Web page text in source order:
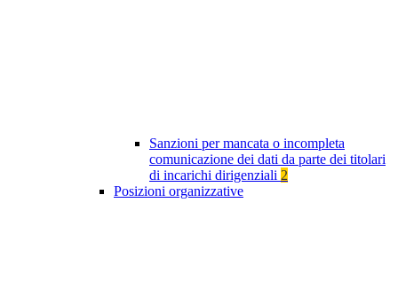
Sanzioni per mancata o incompleta
comunicazione dei dati da parte dei titolari
di incarichi dirigenziali 2
Posizioni organizzative